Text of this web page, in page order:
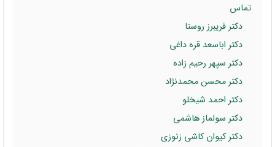
تماس
دکتر فریبرز روستا
دکتر اباسعد قره داغی
دکتر سپهر رحیم زاده
دکتر محسن محمدنژاد
دکتر احمد شیخلو
دکتر سولماز هاشمی
دکتر کیوان کاشی زنوزی